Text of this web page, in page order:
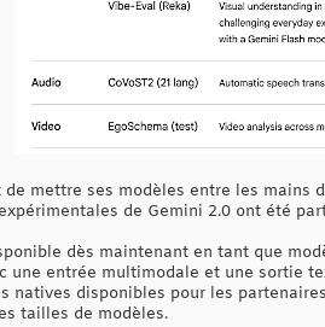
mettre ses modèles entre les
de Gemini 2.0 ont été
dès maintenant en tant que
une entrée multimodale et une sortie
natives disponibles pour les
tailles de modèles.